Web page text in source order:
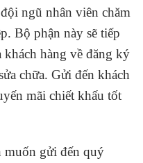
ngũ nhân viên chăm
Bộ phận này sẽ tiếp
khách hàng về đăng ký
chữa. Gửi đến khách
mãi chiết khấu tốt
muốn gửi đến quý